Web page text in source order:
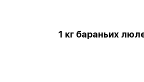
1 кг бараньих